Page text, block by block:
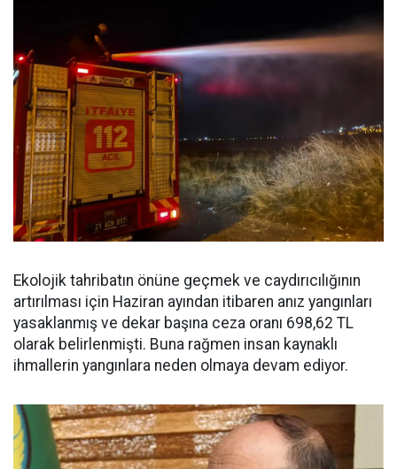
Ekolojik tahribatın önüne geçmek ve caydırıcılığının
artırılması için Haziran ayından itibaren anız yangınları
yasaklanmış ve dekar başına ceza oranı 698,62 TL
olarak belirlenmişti. Buna rağmen insan kaynaklı
ihmallerin yangınlara neden olmaya devam ediyor.